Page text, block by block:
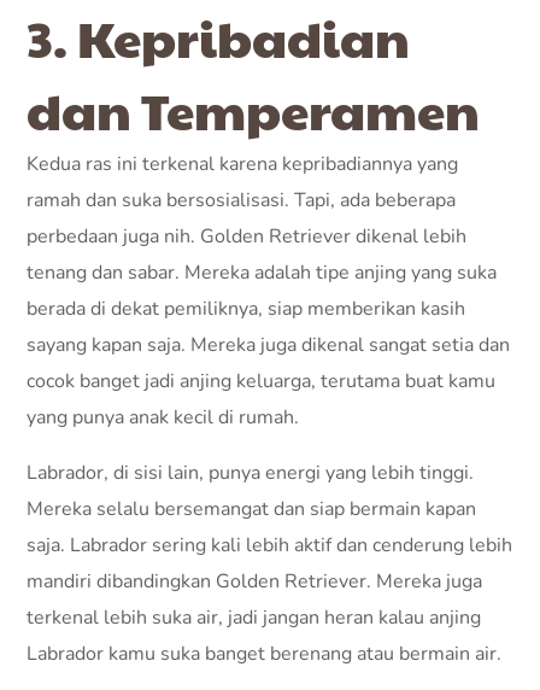
3. Kepribadian
dan Temperamen
Kedua ras ini terkenal karena kepribadiannya yang
ramah dan suka bersosialisasi. Tapi, ada beberapa
perbedaan juga nih. Golden Retriever dikenal lebih
tenang dan sabar. Mereka adalah tipe anjing yang suka
berada di dekat pemiliknya, siap memberikan kasih
sayang kapan saja. Mereka juga dikenal sangat setia dan
cocok banget jadi anjing keluarga, terutama buat kamu
yang punya anak kecil di rumah.
Labrador, di sisi lain, punya energi yang lebih tinggi.
Mereka selalu bersemangat dan siap bermain kapan
saja. Labrador sering kali lebih aktif dan cenderung lebih
mandiri dibandingkan Golden Retriever. Mereka juga
terkenal lebih suka air, jadi jangan heran kalau anjing
Labrador kamu suka banget berenang atau bermain air.